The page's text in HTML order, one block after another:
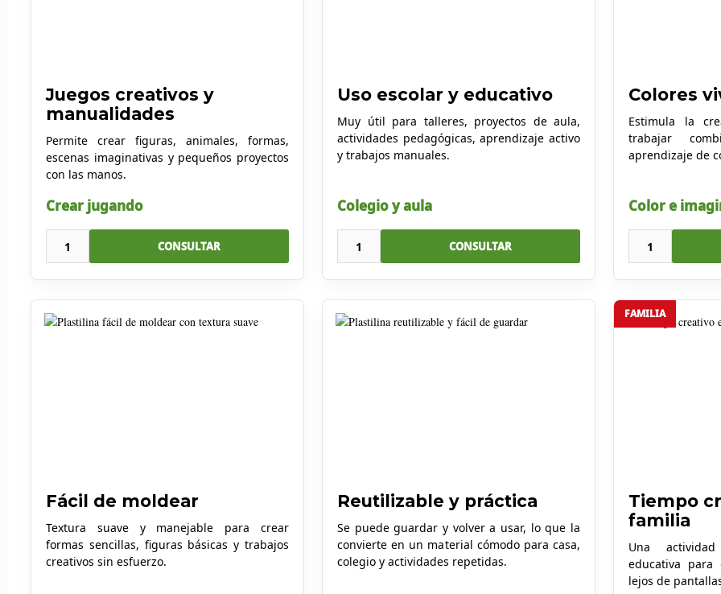
Juegos creativos y
manualidades
Permite crear figuras, animales, formas,
escenas imaginativas y pequeños proyectos
con las manos.
Crear jugando
1 CONSULTAR
Uso escolar y educativo
Muy útil para talleres, proyectos de aula,
actividades pedagógicas, aprendizaje activo
y trabajos manuales.
Colegio y aula
1 CONSULTAR
Colores
Estimula la
trabajar
aprendizaje de
Color e
1
Fácil de moldear
Textura suave y manejable para crear
formas sencillas, figuras básicas y trabajos
creativos sin esfuerzo.
Reutilizable y práctica
Se puede guardar y volver a usar, lo que la
convierte en un material cómodo para casa,
colegio y actividades repetidas.
FAMILIA
Tiempo
familia
Una
educativa para
lejos de